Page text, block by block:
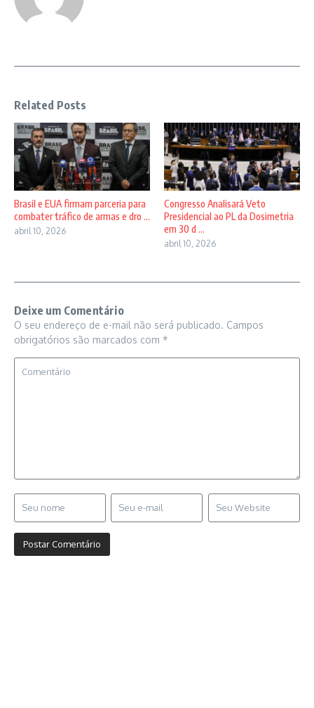
Related Posts
Brasil e EUA firmam parceria para
combater tráfico de armas e dro ...
abril 10, 2026
Congresso Analisará Veto
Presidencial ao PL da Dosimetria
em 30 d ...
abril 10, 2026
Deixe um Comentário
O seu endereço de e-mail não será publicado. Campos
obrigatórios são marcados com *